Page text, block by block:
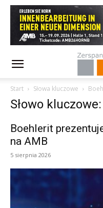
Start Słowa kluczowe
Słowo
Boehlerit
na AMB
5 sierpnia 2026